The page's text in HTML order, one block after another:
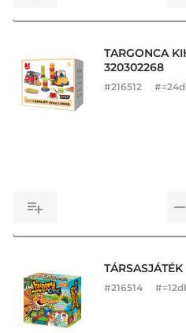
TARGONCA
320302268
#216512
#216514